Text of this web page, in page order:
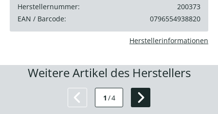
Herstellernummer:
200373
EAN / Barcode:
0796554938820
Herstellerinformationen
Weitere Artikel des Herstellers
1 /4